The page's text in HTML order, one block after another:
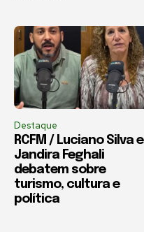
Destaque
RCFM / Luciano Silva e
Jandira Feghali
debatem sobre
turismo, cultura e
política